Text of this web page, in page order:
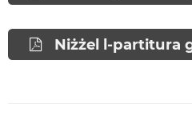
Niżżel l-partitura